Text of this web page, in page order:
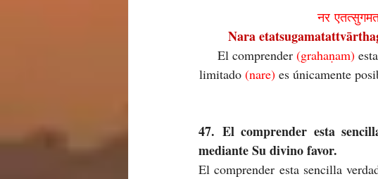
नर
Nara
El comprender (grahaṇam) esta
limitado (nare) es únicamente
47. El comprender esta
mediante Su divino favor.
El comprender esta sencilla